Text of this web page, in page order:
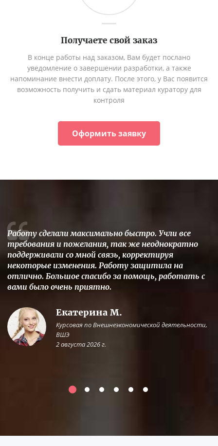
Получаете свой заказ
В конце работы над заказом, Вам будет послано
уведомление о завершении разработки, а также
напоминание внести доплату. После этого, у Вас появится
возможность получить и сдать материал куратору для
контроля
Оформить заявку
Работу сделали максимально быстро. Учли все
требования и пожелания, так же неоднократно
поддерживали со мной связь, корректируя
некоторые изменения. Работу защитила на
отлично. Большое спасибо за помощь, работать с
вами было очень приятно.
Екатерина М.
Курсовая по Внешнеэкономической деятельности,
ВШЭ
2 августа 2026 г.